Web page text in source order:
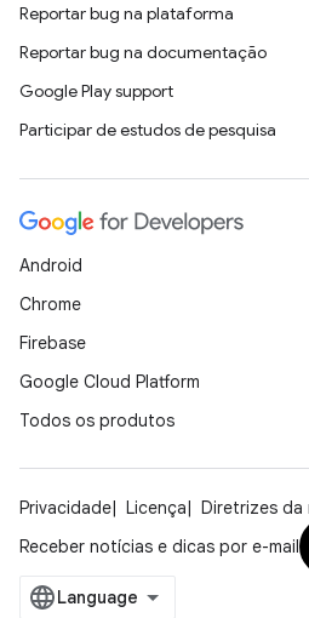
Reportar bug na plataforma
Reportar bug na documentação
Google Play support
Participar de estudos de pesquisa
Android
Chrome
Firebase
Google Cloud Platform
Todos os produtos
Privacidade Licença Diretrizes da
Receber notícias e dicas por e-mail